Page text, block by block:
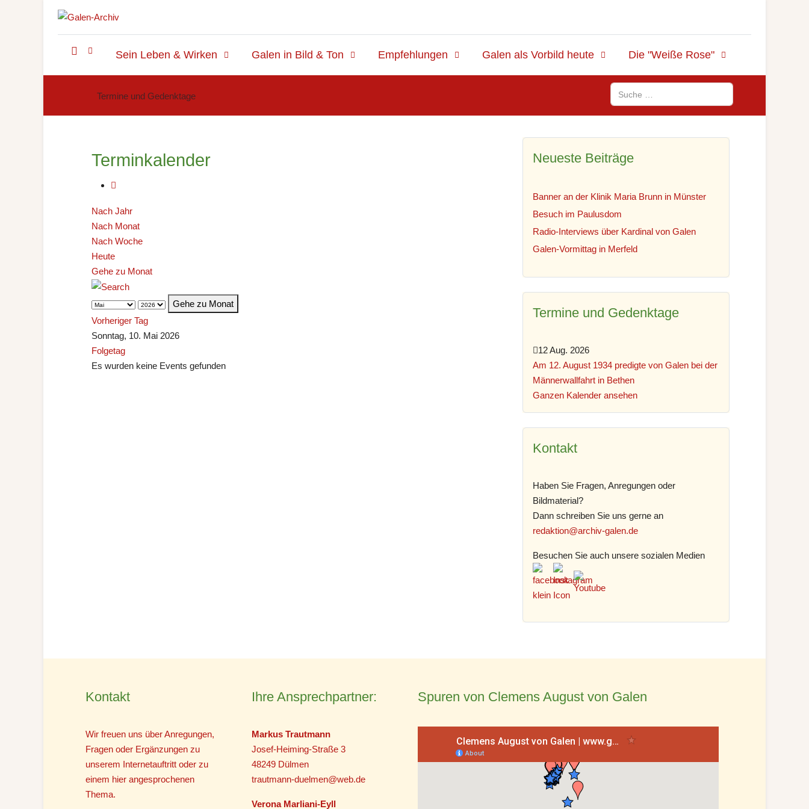
Sein Leben & Wirken Galen in Bild & Ton Empfehlungen Galen als Vorbild heute Die "Weiße Rose"
Termine und Gedenktage
Suchen
Terminkalender
Nach Jahr
Nach Monat
Nach Woche
Heute
Gehe zu Monat
Gehe zu Monat
Vorheriger Tag
Sonntag, 10. Mai 2026
Folgetag
Es wurden keine Events gefunden
Neueste Beiträge
Banner an der Klinik Maria Brunn in Münster
Besuch im Paulusdom
Radio-Interviews über Kardinal von Galen
Galen-Vormittag in Merfeld
Termine und Gedenktage
12 Aug. 2026
Am 12. August 1934 predigte von Galen bei der
Männerwallfahrt in Bethen
Ganzen Kalender ansehen
Kontakt
Haben Sie Fragen, Anregungen oder
Bildmaterial?
Dann schreiben Sie uns gerne an
redaktion@archiv-galen.de
Besuchen Sie auch unsere sozialen Medien
Kontakt
Wir freuen uns über Anregungen,
Fragen oder Ergänzungen zu
unserem Internetauftritt oder zu
einem hier angesprochenen
Thema.
Ihre Ansprechpartner:
Markus Trautmann
Josef-Heiming-Straße 3
48249 Dülmen
trautmann-duelmen@web.de
Verona Marliani-Eyll
Spuren von Clemens August von Galen